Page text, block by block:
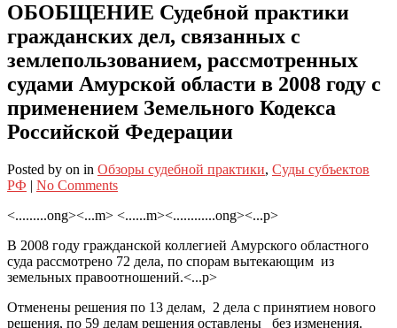
ОБОБЩЕНИЕ Судебной практики
гражданских дел, связанных с
землепользованием, рассмотренных
судами Амурской области в 2008 году с
применением Земельного Кодекса
Российской Федерации
Posted by on in Обзоры судебной практики, Суды субъектов
РФ | No Comments
<.........ong><...m> <......m><............ong><...p>
В 2008 году гражданской коллегией Амурского областного
суда рассмотрено 72 дела, по спорам вытекающим из
земельных правоотношений.<...p>
Отменены решения по 13 делам, 2 дела с принятием нового
решения, по 59 делам решения оставлены без изменения.